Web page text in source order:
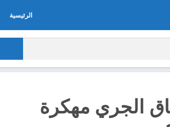
الرئيسية
الجري مهكرة